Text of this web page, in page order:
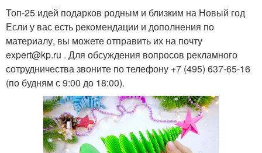
Топ-25 идей подарков родным и близким на Новый год
Если у вас есть рекомендации и дополнения по
материалу, вы можете отправить их на почту
expert@kp.ru . Для обсуждения вопросов рекламного
сотрудничества звоните по телефону +7 (495) 637-65-16
(по будням с 9:00 до 18:00).